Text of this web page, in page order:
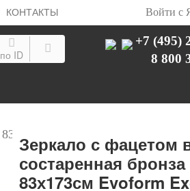
КОНТАКТЫ Войти с
+7 (495)
8 800
по ID
Зеркало с фацетом
состаренная
83х173см Evoform